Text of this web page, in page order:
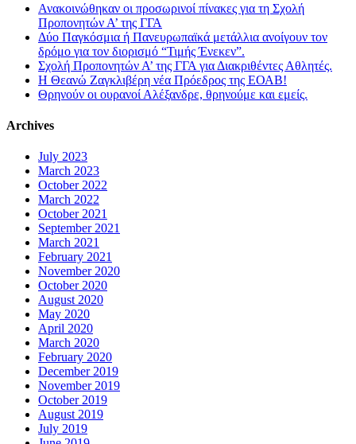
Ανακοινώθηκαν οι προσωρινοί πίνακες για τη Σχολή
Προπονητών Α’ της ΓΓΑ
Δύο Παγκόσμια ή Πανευρωπαϊκά μετάλλια ανοίγουν τον
δρόμο για τον διορισμό “Τιμής Ένεκεν”.
Σχολή Προπονητών Α’ της ΓΓΑ για Διακριθέντες Αθλητές.
Η Θεανώ Ζαγκλιβέρη νέα Πρόεδρος της ΕΟΑΒ!
Θρηνούν οι ουρανοί Αλέξανδρε, θρηνούμε και εμείς.
Archives
July 2023
March 2023
October 2022
March 2022
October 2021
September 2021
March 2021
February 2021
November 2020
October 2020
August 2020
May 2020
April 2020
March 2020
February 2020
December 2019
November 2019
October 2019
August 2019
July 2019